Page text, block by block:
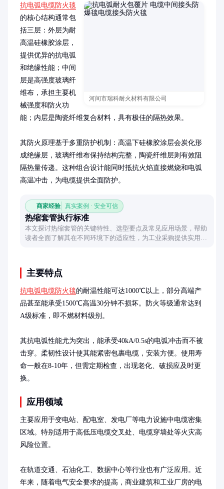
河间市瑞科耐火材料有限公司
抗电弧电缆防火毯
的核心结构通常包
括三层：外层为耐
高温硅橡胶涂层，
提供优异的抗电弧
和绝缘性能；中间
层是高强度玻璃纤
维布，承担主要机
械强度和防火功
能；内层是陶瓷纤维复合材料，具有极佳的隔热效果。
其防火原理基于多重防护机制：高温下硅橡胶涂层会炭化形
成绝缘层，玻璃纤维布保持结构完整，陶瓷纤维层则有效阻
隔热量传递。这种组合设计能同时抵抗火焰直接燃烧和电弧
高温冲击，为电缆提供全面防护。
商家经验 真实案例 · 安全可信
热缩套管执行标准
本文探讨热缩套管的关键特性、选型要点及常见应用场景，帮助
读者全面了解其在不同环境下的适应性，为工业采购提供实用参
主要特点
抗电弧电缆防火毯的耐温性能可达1000℃以上，部分高端产
品甚至能承受1500℃高温30分钟不损坏。防火等级通常达到
A级标准，即不燃材料级别。
其抗电弧性能尤为突出，能承受40kA/0.5s的电弧冲击而不被
击穿。柔韧性设计使其能紧密包裹电缆，安装方便。使用寿
命一般在8-10年，但需定期检查，出现老化、破损应及时更
换。
应用领域
主要应用于变电站、配电室、发电厂等电力设施中电缆密集
区域。特别适用于高低压电缆交叉处、电缆穿墙处等火灾高
风险位置。
在轨道交通、石油化工、数据中心等行业也有广泛应用。近
年来，随着电气安全要求的提高，商业建筑和工业厂房的电